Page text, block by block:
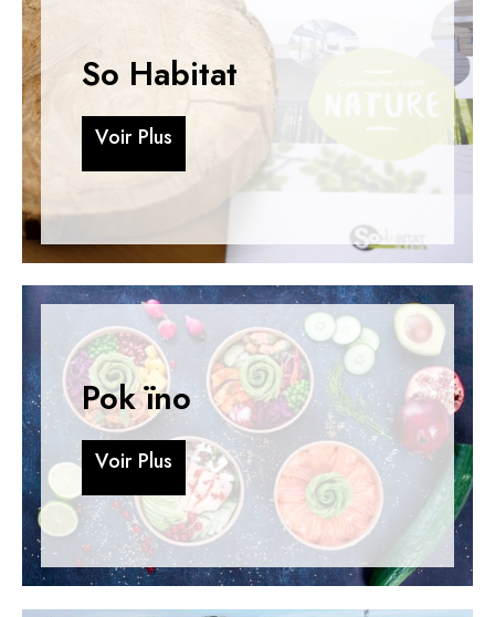
So Habitat
Voir Plus
Voir Plus
Pok ïno
Voir Plus
Voir Plus